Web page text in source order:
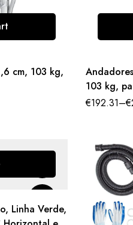
cm, 103 kg,
103 kg,
€192.31–€
Linha Verde,